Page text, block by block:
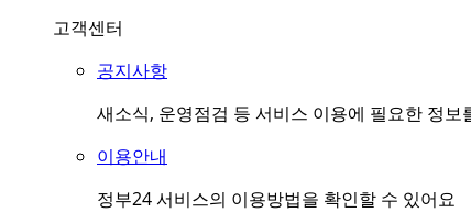
고객센터
공지사항
새소식, 운영점검 등 서비스 이용에 필요한 정보
이용안내
정부24 서비스의 이용방법을 확인할 수 있어요